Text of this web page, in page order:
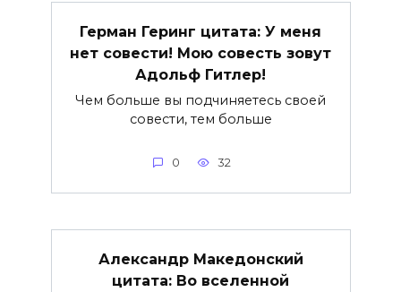
Герман Геринг цитата: У меня
нет совести! Мою совесть зовут
Адольф Гитлер!
Чем больше вы подчиняетесь своей
совести, тем больше
0 32
Александр Македонский
цитата: Во вселенной